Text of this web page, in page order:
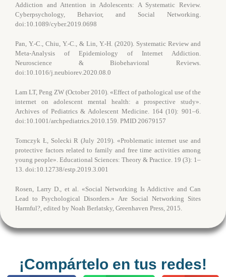
Addiction and Attention in Adolescents: A Systematic Review.
Cyberpsychology, Behavior, and Social Networking.
doi:10.1089/cyber.2019.0698
Pan, Y.-C., Chiu, Y.-C., & Lin, Y.-H. (2020). Systematic Review and
Meta-Analysis of Epidemiology of Internet Addiction.
Neuroscience & Biobehavioral Reviews.
doi:10.1016/j.neubiorev.2020.08.0
Lam LT, Peng ZW (October 2010). «Effect of pathological use of the
internet on adolescent mental health: a prospective study».
Archives of Pediatrics & Adolescent Medicine. 164 (10): 901–6.
doi:10.1001/archpediatrics.2010.159. PMID 20679157
Tomczyk Ł, Solecki R (July 2019). «Problematic internet use and
protective factors related to family and free time activities among
young people». Educational Sciences: Theory & Practice. 19 (3): 1–
13. doi:10.12738/estp.2019.3.001
Rosen, Larry D., et al. «Social Networking Is Addictive and Can
Lead to Psychological Disorders.» Are Social Networking Sites
Harmful?, edited by Noah Berlatsky, Greenhaven Press, 2015.
¡Compártelo en tus redes!